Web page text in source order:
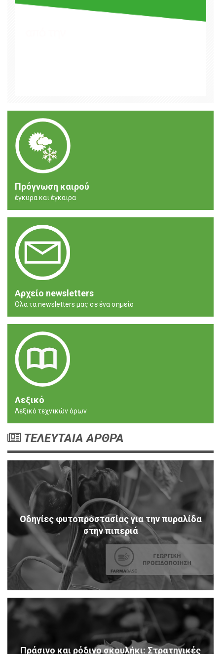
Πρόγνωση καιρού
έγκυρα και έγκαιρα
Αρχείο newsletters
Όλα τα newsletters μας σε ένα σημείο
Λεξικό
Λεξικό τεχνικών όρων
ΤΕΛΕΥΤΑΙΑ ΑΡΘΡΑ
Οδηγίες φυτοπροστασίας για την πυραλίδα
στην πιπεριά
Πράσινο και ρόδινο σκουλήκι: Στρατηγικές